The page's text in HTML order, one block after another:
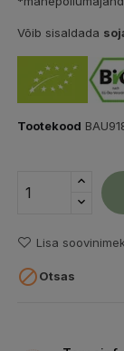
Võib sisaldada
Tootekood
Lisa
Otsas